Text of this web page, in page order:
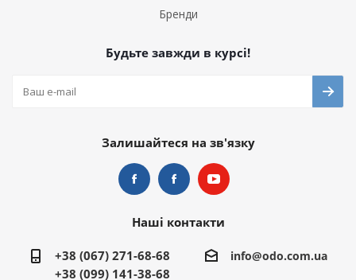
Бренди
Будьте завжди в курсі!
Залишайтеся на зв'язку
Наші контакти
+38 (067) 271-68-68
+38 (099) 141-38-68
info@odo.com.ua